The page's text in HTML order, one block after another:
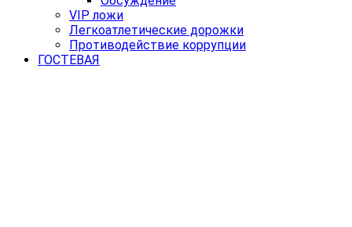
VIP ложи
Легкоатлетические дорожки
Противодействие коррупции
ГОСТЕВАЯ